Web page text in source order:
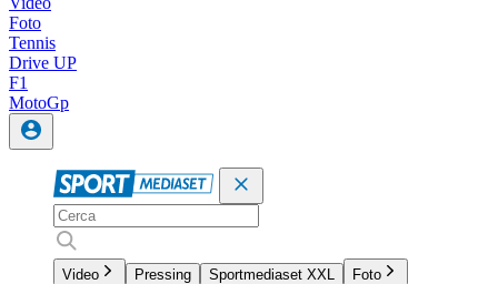
Foto
Tennis
Drive UP
F1
MotoGp
Video Pressing Sportmediaset XXL
Foto